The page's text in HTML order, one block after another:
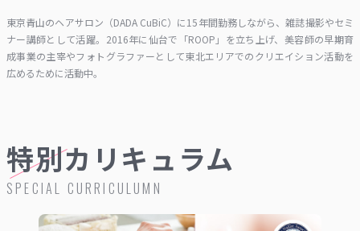
東京青山のヘアサロン（DADA CuBiC）に15年間勤務しながら、雑誌撮影やセミ
ナー講師として活躍。2016年に仙台で「ROOP」を立ち上げ、美容師の早期育
成事業の主宰やフォトグラファーとして東北エリアでのクリエイション活動を
広めるために活動中。
特別カリキュラム
SPECIAL CURRICULUMN